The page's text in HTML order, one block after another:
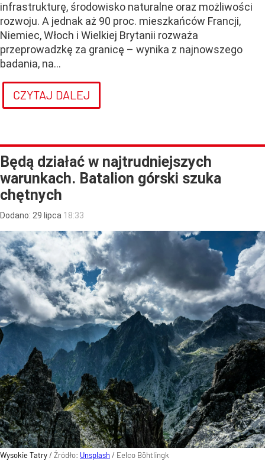
infrastrukturę, środowisko naturalne oraz możliwości
rozwoju. A jednak aż 90 proc. mieszkańców Francji,
Niemiec, Włoch i Wielkiej Brytanii rozważa
przeprowadzkę za granicę – wynika z najnowszego
badania, na...
CZYTAJ DALEJ
Będą działać w najtrudniejszych
warunkach. Batalion górski szuka
chętnych
Dodano: 29 lipca 18:33
Wysokie Tatry/ Źródło: Unsplash / Eelco Böhtlingk